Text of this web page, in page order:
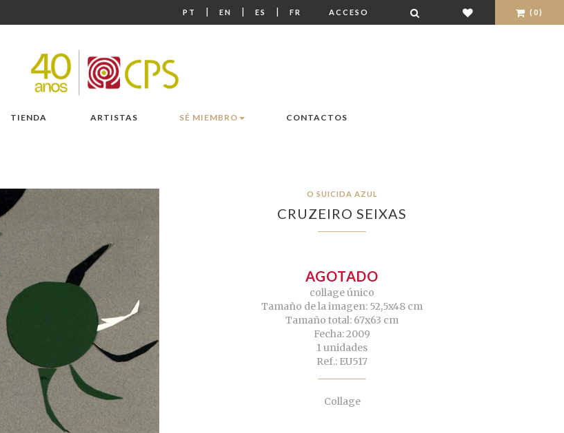
PT | EN | ES | FR ACCESO (0)
TIENDA ARTISTAS SÉ MIEMBRO CONTACTOS
O SUICIDA AZUL
CRUZEIRO SEIXAS
AGOTADO
collage único
Tamaño de la imagen: 52,5x48 cm
Tamaño total: 67x63 cm
Fecha: 2009
1 unidades
Ref.: EU517
Collage